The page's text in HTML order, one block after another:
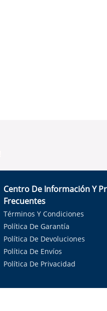
Centro De Información Y
Frecuentes
Términos Y Condiciones
Política De Garantía
Política De Devoluciones
Política De Envíos
Política De Privacidad